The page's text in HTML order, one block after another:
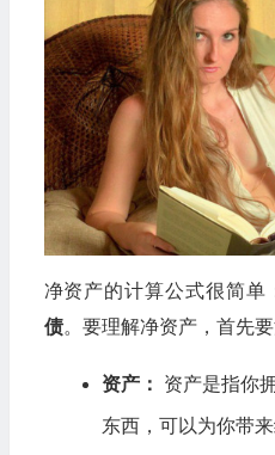
净资产的计算公式很简单
债。要理解净资产，首先
资产： 资产是指你
东西，可以为你带